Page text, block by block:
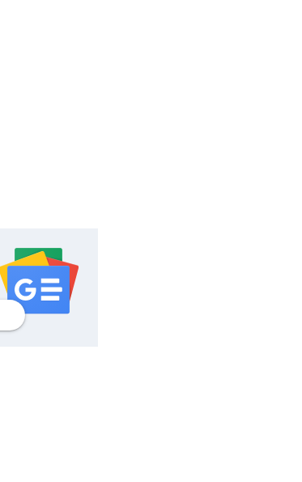
profilgoogle news